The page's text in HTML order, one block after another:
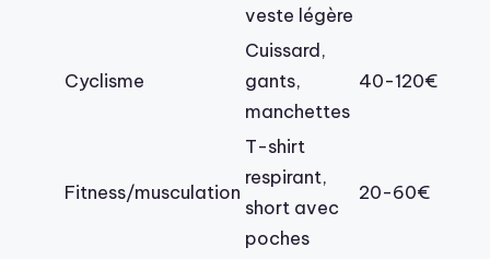
veste légère
Cyclisme
Cuissard,
gants,
manchettes
40-120€
Fitness/musculation
T-shirt
respirant,
short avec
poches
20-60€